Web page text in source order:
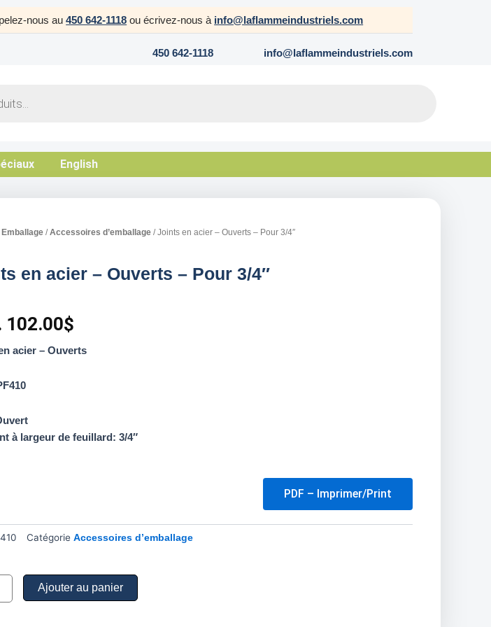
nous au450 642-1118 ou écrivez-nous à info@laflammeindustriels.com
450 642-1118 info@laflammeindustriels.com
English
Emballage /Accessoires d’emballage / Joints en acier – Ouverts – Pour 3/4″
en acier – Ouverts – Pour 3/4″
102.00$
acier – Ouverts
à largeur de feuillard: 3/4″
PDF – Imprimer/Print
Catégorie Accessoires d’emballage
Ajouter au panier